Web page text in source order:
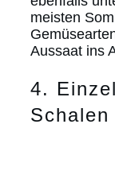
meisten
Aussaat ins
4.
Schalen